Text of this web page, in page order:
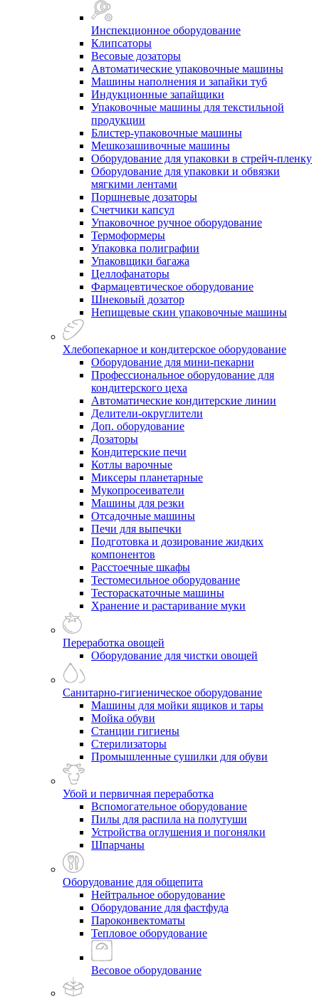
Инспекционное оборудование
Клипсаторы
Весовые дозаторы
Автоматические упаковочные машины
Машины наполнения и запайки туб
Индукционные запайщики
Упаковочные машины для текстильной
продукции
Блистер-упаковочные машины
Мешкозашивочные машины
Оборудование для упаковки в стрейч-пленку
Оборудование для упаковки и обвязки
мягкими лентами
Поршневые дозаторы
Счетчики капсул
Упаковочное ручное оборудование
Термоформеры
Упаковка полиграфии
Упаковщики багажа
Целлофанаторы
Фармацевтическое оборудование
Шнековый дозатор
Непищевые скин упаковочные машины
Хлебопекарное и кондитерское оборудование
Оборудование для мини-пекарни
Профессиональное оборудование для
кондитерского цеха
Автоматические кондитерские линии
Делители-округлители
Доп. оборудование
Дозаторы
Кондитерские печи
Котлы варочные
Миксеры планетарные
Мукопросеиватели
Машины для резки
Отсадочные машины
Печи для выпечки
Подготовка и дозирование жидких
компонентов
Расстоечные шкафы
Тестомесильное оборудование
Тестораскаточные машины
Хранение и растаривание муки
Переработка овощей
Оборудование для чистки овощей
Санитарно-гигиеническое оборудование
Машины для мойки ящиков и тары
Мойка обуви
Станции гигиены
Стерилизаторы
Промышленные сушилки для обуви
Убой и первичная переработка
Вспомогательное оборудование
Пилы для распила на полутуши
Устройства оглушения и погонялки
Шпарчаны
Оборудование для общепита
Нейтральное оборудование
Оборудование для фастфуда
Пароконвектоматы
Тепловое оборудование
Весовое оборудование